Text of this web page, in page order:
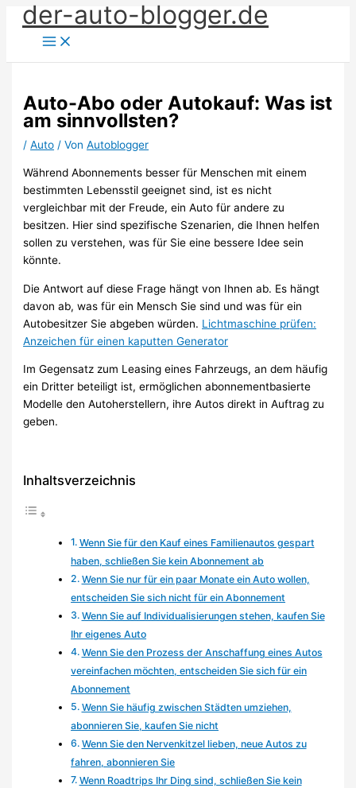
Zum
Inhalt
springen
der-auto-blogger.de
Auto-Abo oder Autokauf: Was ist
am sinnvollsten?
/Auto / VonAutoblogger
Während Abonnements besser für Menschen mit einem
bestimmten Lebensstil geeignet sind, ist es nicht
vergleichbar mit der Freude, ein Auto für andere zu
besitzen. Hier sind spezifische Szenarien, die Ihnen helfen
sollen zu verstehen, was für Sie eine bessere Idee sein
könnte.
Die Antwort auf diese Frage hängt von Ihnen ab. Es hängt
davon ab, was für ein Mensch Sie sind und was für ein
Autobesitzer Sie abgeben würden. Lichtmaschine prüfen:
Anzeichen für einen kaputten Generator
Im Gegensatz zum Leasing eines Fahrzeugs, an dem häufig
ein Dritter beteiligt ist, ermöglichen abonnementbasierte
Modelle den Autoherstellern, ihre Autos direkt in Auftrag zu
geben.
Inhaltsverzeichnis
Wenn Sie für den Kauf eines Familienautos gespart
haben, schließen Sie kein Abonnement ab
Wenn Sie nur für ein paar Monate ein Auto wollen,
entscheiden Sie sich nicht für ein Abonnement
Wenn Sie auf Individualisierungen stehen, kaufen Sie
Ihr eigenes Auto
Wenn Sie den Prozess der Anschaffung eines Autos
vereinfachen möchten, entscheiden Sie sich für ein
Abonnement
Wenn Sie häufig zwischen Städten umziehen,
abonnieren Sie, kaufen Sie nicht
Wenn Sie den Nervenkitzel lieben, neue Autos zu
fahren, abonnieren Sie
Wenn Roadtrips Ihr Ding sind, schließen Sie kein